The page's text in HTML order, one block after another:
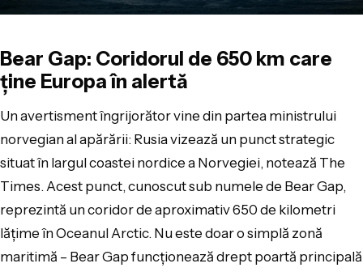
Bear Gap: Coridorul de 650 km care
ține Europa în alertă
Un avertisment îngrijorător vine din partea ministrului
norvegian al apărării: Rusia vizează un punct strategic
situat în largul coastei nordice a Norvegiei, notează The
Times. Acest punct, cunoscut sub numele de Bear Gap,
reprezintă un coridor de aproximativ 650 de kilometri
lățime în Oceanul Arctic. Nu este doar o simplă zonă
maritimă – Bear Gap funcționează drept poartă principală